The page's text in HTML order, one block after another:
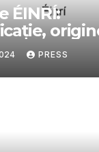
ÉINRÍ:
și
PRESS